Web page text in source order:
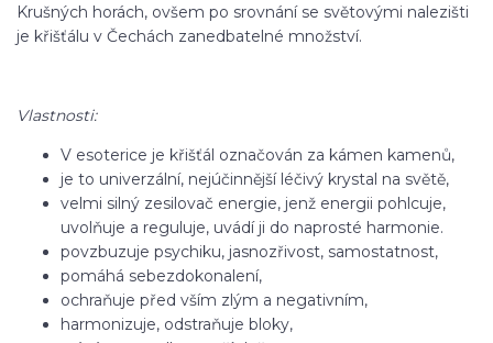
Krušných horách, ovšem po srovnání se světovými nalezišti
je křišťálu v Čechách zanedbatelné množství.
Vlastnosti:
V esoterice je křišťál označován za kámen kamenů,
je to univerzální, nejúčinnější léčivý krystal na světě,
velmi silný zesilovač energie, jenž energii pohlcuje,
uvolňuje a reguluje, uvádí ji do naprosté harmonie.
povzbuzuje psychiku, jasnozřivost, samostatnost,
pomáhá sebezdokonalení,
ochraňuje před vším zlým a negativním,
harmonizuje, odstraňuje bloky,